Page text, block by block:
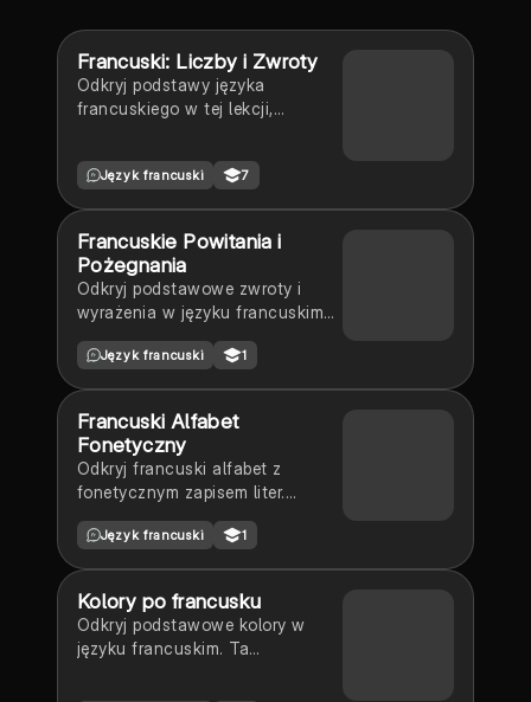
Francuski: Liczby i Zwroty
Odkryj podstawy języka
francuskiego w tej lekcji,
Idealne dla początkujących
uczniów, którzy chcą szybko
francuskiego słownictwa.
Język francuski 7
Francuskie Powitania i
Pożegnania
Odkryj podstawowe zwroty i
wyrażenia w języku francuskim
Naucz się, jak się przedstawiać,
pytać o samopoczucie oraz
Idealne dla początkujących
uczniów francuskiego. Typ:
prezentacja.
Język francuski 1
Francuski Alfabet
Fonetyczny
Odkryj francuski alfabet z
fonetycznym zapisem liter.
się języka francuskiego. Zawiera
szczegółowy opis każdej litery
Język francuski 1
Kolory po francusku
Odkryj podstawowe kolory w
języku francuskim. Ta